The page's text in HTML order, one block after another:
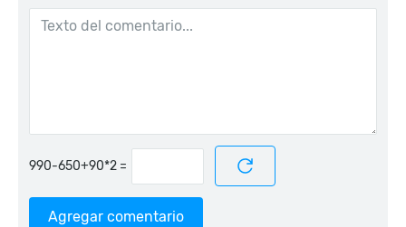
=
Agregar comentario